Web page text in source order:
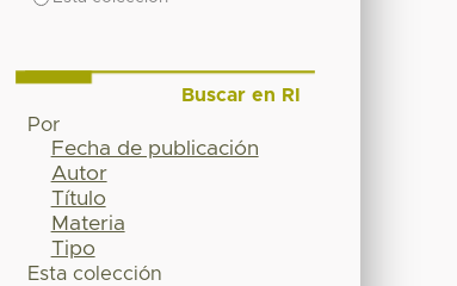
Buscar en RI
Por
Fecha de publicación
Autor
Título
Materia
Tipo
Esta colección